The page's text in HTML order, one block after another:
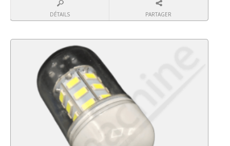
DÉTAILS PARTAGER